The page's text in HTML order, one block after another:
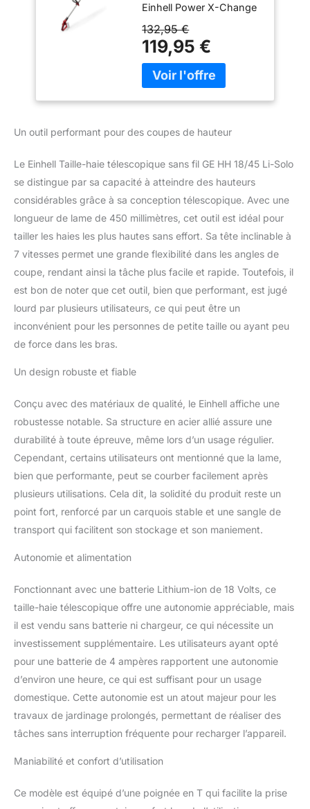
Einhell Power X-Change
alimenté par batterie est
l'outil parfait pour couper
les haies, les buissons et
le feuillage d'arbres en
continu et extensible
longueur de la tondeuse
peut être réglée de 1,6 m
à 2,5 m Lame diamantée
coupes ultra-propres et
un tranchant durable. La
lame en acier a une
longueur de coupe de
400 mm et un
espacement des dents
de 16 mm Design
allemand à son meilleur -
vous travaillez en
monté sur la maintient la
tondeuse parfaitement
équilibrée lorsqu'elle est
étendue, tandis que la
bandoulière offre une
utilisation sans fatigue.
LA DIFFÉRENCE POWER
X-CHANGE - Notre
performance font de
notre batterie PXC l'une
l'industrie et sent
efficacité, fiabilité et
durabilité
132,95 €
119,95 €
Un outil performant pour des coupes de hauteur
Le Einhell Taille-haie télescopique sans fil GE HH 18/45 Li-Solo
se distingue par sa capacité à atteindre des hauteurs
considérables grâce à sa conception télescopique. Avec une
longueur de lame de 450 millimètres, cet outil est idéal pour
tailler les haies les plus hautes sans effort. Sa tête inclinable à
7 vitesses permet une grande flexibilité dans les angles de
coupe, rendant ainsi la tâche plus facile et rapide. Toutefois, il
est bon de noter que cet outil, bien que performant, est jugé
lourd par plusieurs utilisateurs, ce qui peut être un
inconvénient pour les personnes de petite taille ou ayant peu
de force dans les bras.
Un design robuste et fiable
Conçu avec des matériaux de qualité, le Einhell affiche une
robustesse notable. Sa structure en acier allié assure une
durabilité à toute épreuve, même lors d’un usage régulier.
Cependant, certains utilisateurs ont mentionné que la lame,
bien que performante, peut se courber facilement après
plusieurs utilisations. Cela dit, la solidité du produit reste un
point fort, renforcé par un carquois stable et une sangle de
transport qui facilitent son stockage et son maniement.
Autonomie et alimentation
Fonctionnant avec une batterie Lithium-ion de 18 Volts, ce
taille-haie télescopique offre une autonomie appréciable, mais
il est vendu sans batterie ni chargeur, ce qui nécessite un
investissement supplémentaire. Les utilisateurs ayant opté
pour une batterie de 4 ampères rapportent une autonomie
d’environ une heure, ce qui est suffisant pour un usage
domestique. Cette autonomie est un atout majeur pour les
travaux de jardinage prolongés, permettant de réaliser des
tâches sans interruption fréquente pour recharger l’appareil.
Maniabilité et confort d’utilisation
Ce modèle est équipé d’une poignée en T qui facilite la prise